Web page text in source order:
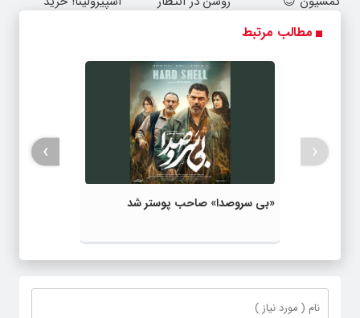
مطالب مرتبط
«بی‌ سروصدا» صاحب پوستر شد
‹
›